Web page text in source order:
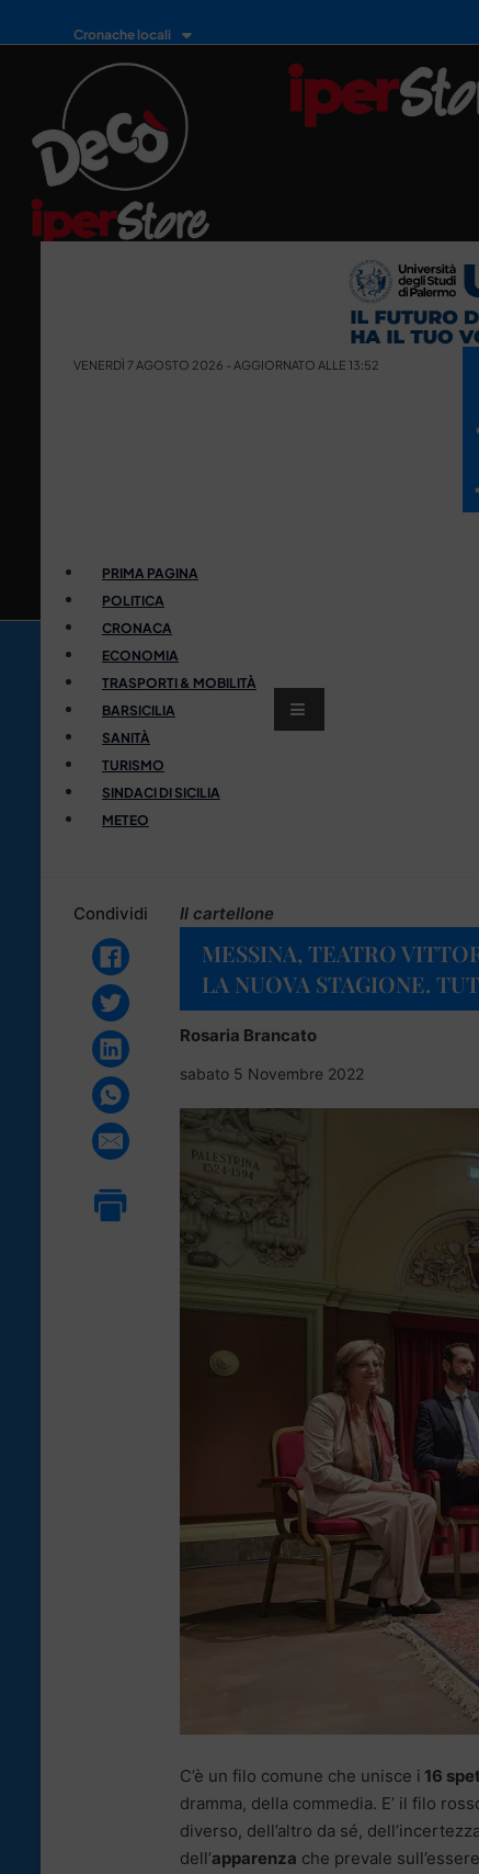
Cronache locali
VENERDÌ 7 AGOSTO 2026 - AGGIORNATO ALLE 13:52
PRIMA PAGINA
POLITICA
CRONACA
ECONOMIA
TRASPORTI & MOBILITÀ
BARSICILIA
SANITÀ
TURISMO
SINDACI DI SICILIA
METEO
Condividi Il cartellone
MESSINA, TEATRO
LA NUOVA STAGIONE.
Rosaria Brancato
sabato 5 Novembre 2022
C’è un filo comune che unisce i 16
dramma, della commedia. E’ il filo
diverso, dell’altro da sé,
dell’apparenza che prevale